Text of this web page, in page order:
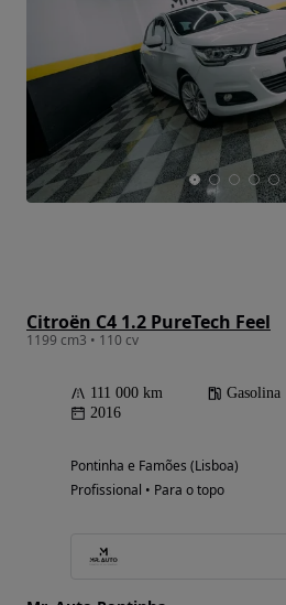
Citroën C4 1.2 PureTech Feel
1199 cm3 • 110 cv
111 000 km Gasolina
2016
Pontinha e Famões (Lisboa)
Profissional • Para o topo